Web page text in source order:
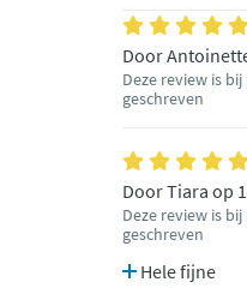
Door
Deze review is
geschreven
Door Tiara op
Deze review is
geschreven
Hele fijne